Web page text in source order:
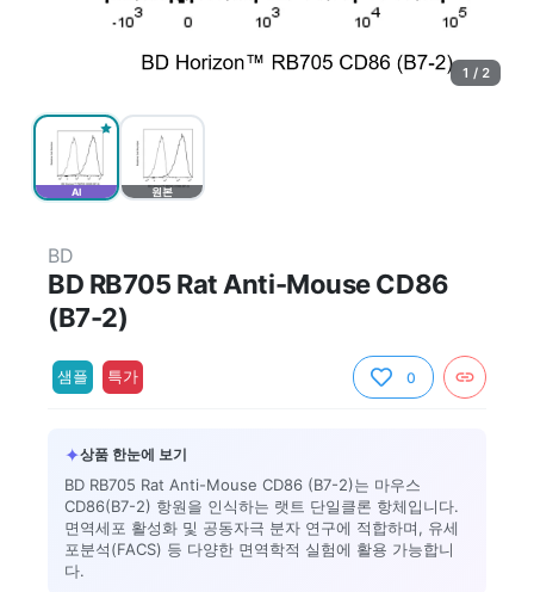
AI 원본
1 / 2
BD
BD RB705 Rat Anti-Mouse CD86
(B7-2)
샘플 특가 0
✦상품 한눈에 보기
BD RB705 Rat Anti-Mouse CD86 (B7-2)는 마우스
CD86(B7-2) 항원을 인식하는 랫트 단일클론 항체입니다.
면역세포 활성화 및 공동자극 분자 연구에 적합하며, 유세
포분석(FACS) 등 다양한 면역학적 실험에 활용 가능합니
다.